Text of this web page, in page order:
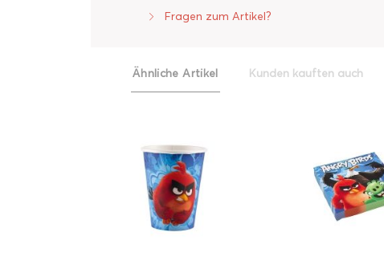
Fragen zum Artikel?
Ähnliche Artikel Kunden kauften auch